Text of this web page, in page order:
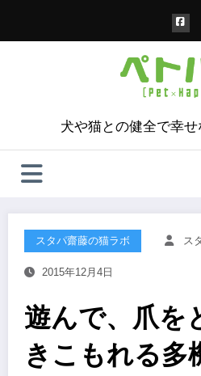
犬や猫との健全で幸
スタパ齋藤の猫ラボ ス
2015年12月4日
遊んで、爪を
きこもれる多